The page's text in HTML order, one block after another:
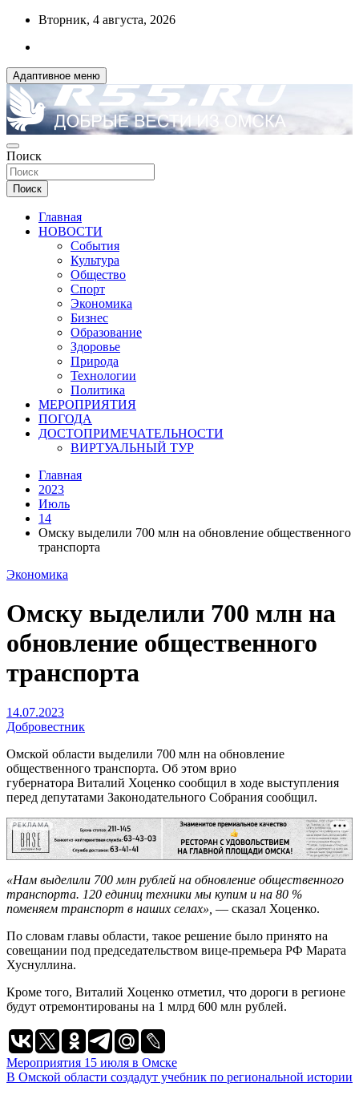
Перейти
содержимому
Вторник, 4 августа, 2026
Адаптивное меню
R55.RU
ДОБРЫЕ ВЕСТИ ИЗ ОМСКА
Поиск
Поиск
Главная
НОВОСТИ
События
Культура
Общество
Спорт
Экономика
Бизнес
Образование
Здоровье
Природа
Технологии
Политика
МЕРОПРИЯТИЯ
ПОГОДА
ДОСТОПРИМЕЧАТЕЛЬНОСТИ
ВИРТУАЛЬНЫЙ ТУР
Главная
2023
Июль
14
Омску выделили 700 млн на обновление общественного
транспорта
Экономика
Омску выделили 700 млн на
обновление общественного
транспорта
14.07.2023
Добровестник
Омской области выделили 700 млн на обновление
общественного транспорта. Об этом врио
губернатора Виталий Хоценко сообщил в ходе выступления
перед депутатами Законодательного Собрания сообщил.
РЕКЛАМА
«Нам выделили 700 млн рублей на обновление общественного
транспорта. 120 единиц техники мы купим и на 80 %
поменяем транспорт в наших селах», — сказал Хоценко.
По словам главы области, такое решение было принято на
совещании под председательством вице-премьера РФ Марата
Хуснуллина.
Кроме того, Виталий Хоценко отметил, что дороги в регионе
будут отремонтированы на 1 млрд 600 млн рублей.
Навигация
по
Мероприятия 15 июля в Омске
В Омской области создадут учебник по региональной истории